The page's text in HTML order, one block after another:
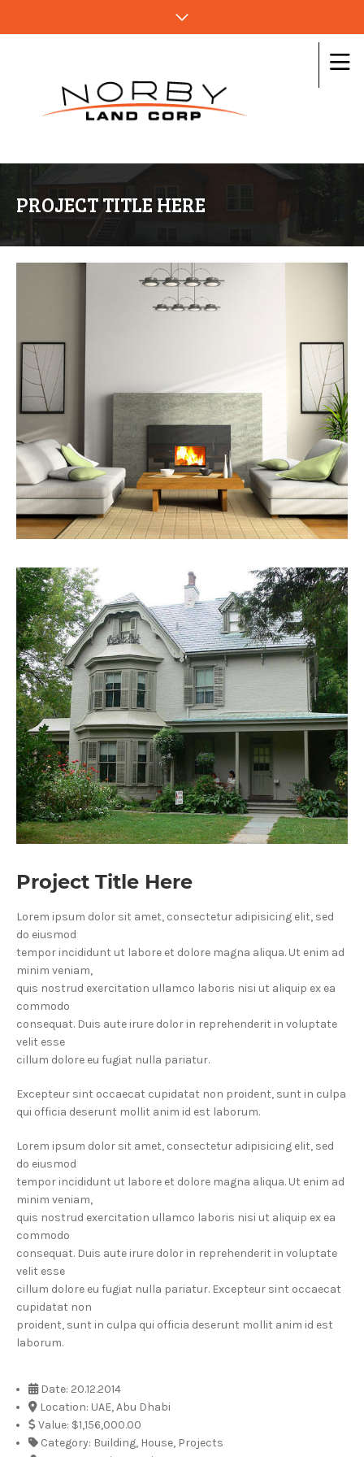
PROJECT TITLE HERE
Project Title Here
Lorem ipsum dolor sit amet, consectetur adipisicing elit, sed
do eiusmod
tempor incididunt ut labore et dolore magna aliqua. Ut enim ad
minim veniam,
quis nostrud exercitation ullamco laboris nisi ut aliquip ex ea
commodo
consequat. Duis aute irure dolor in reprehenderit in voluptate
velit esse
cillum dolore eu fugiat nulla pariatur.
Excepteur sint occaecat cupidatat non proident, sunt in culpa
qui officia deserunt mollit anim id est laborum.
Lorem ipsum dolor sit amet, consectetur adipisicing elit, sed
do eiusmod
tempor incididunt ut labore et dolore magna aliqua. Ut enim ad
minim veniam,
quis nostrud exercitation ullamco laboris nisi ut aliquip ex ea
commodo
consequat. Duis aute irure dolor in reprehenderit in voluptate
velit esse
cillum dolore eu fugiat nulla pariatur. Excepteur sint occaecat
cupidatat non
proident, sunt in culpa qui officia deserunt mollit anim id est
laborum.
Date: 20.12.2014
Location: UAE, Abu Dhabi
Value: $1,156,000.00
Category: Building, House, Projects